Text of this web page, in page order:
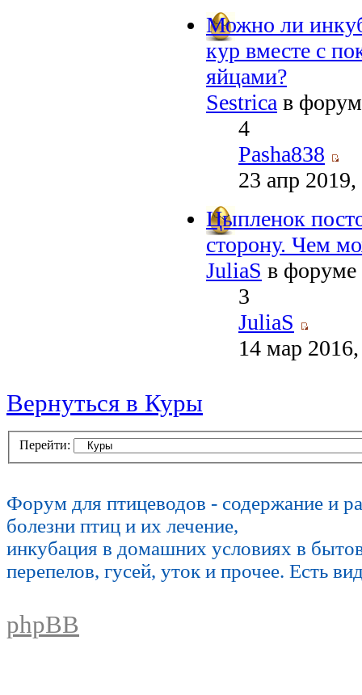
Можно ли
кур вместе с
яйцами?
Sestrica в
4
Pasha838
23 апр
Цыпленок
сторону. Чем
JuliaS в форуме
3
JuliaS
14 мар
Вернуться в Куры
Перейти:
Форум для птицеводов - содержание и
болезни птиц и их лечение,
инкубация в домашних условиях в
перепелов, гусей, уток и прочее. Есть
phpBB